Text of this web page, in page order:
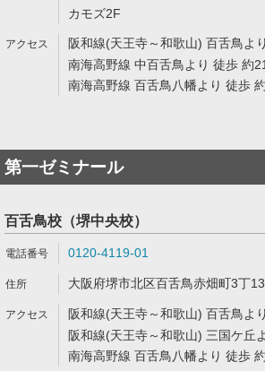
カモズ2F
阪和線(天王寺～和歌山) 百舌鳥よ
南海高野線 中百舌鳥より 徒歩 約
南海高野線 百舌鳥八幡より 徒歩
第一ゼミナール
百舌鳥校（堺中央校）
0120-4119-01
大阪府堺市北区百舌鳥赤畑町3丁
阪和線(天王寺～和歌山) 百舌鳥よ
阪和線(天王寺～和歌山) 三国ケ丘
南海高野線 百舌鳥八幡より 徒歩